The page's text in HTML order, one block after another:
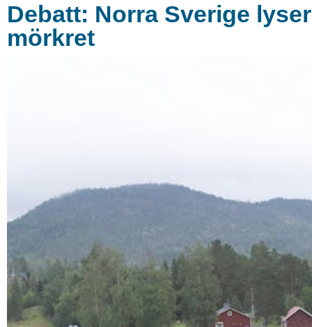
Debatt: Norra Sverige
mörkret